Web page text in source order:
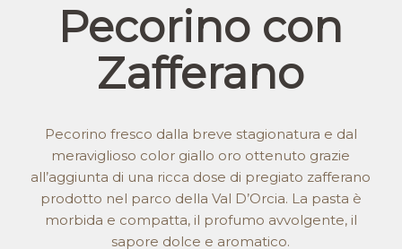
Pecorino con
Zafferano
Pecorino fresco dalla breve stagionatura e dal
meraviglioso color giallo oro ottenuto grazie
all’aggiunta di una ricca dose di pregiato zafferano
prodotto nel parco della Val D’Orcia. La pasta è
morbida e compatta, il profumo avvolgente, il
sapore dolce e aromatico.